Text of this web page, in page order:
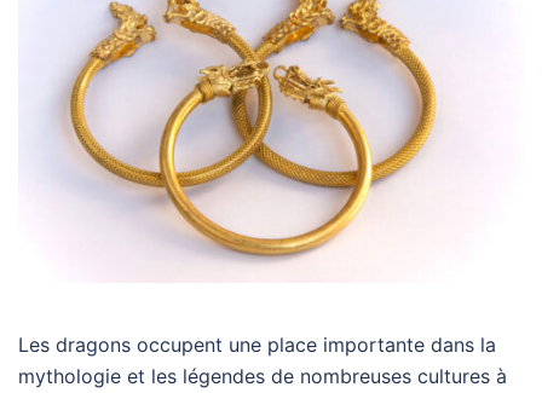
Les dragons occupent une place importante dans la
mythologie et les légendes de nombreuses cultures à